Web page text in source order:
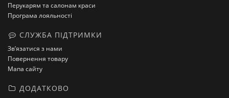
Перукарям та салонам краси
Програма лояльності
СЛУЖБА ПІДТРИМКИ
Зв’язатися з нами
Повернення товару
Мапа сайту
ДОДАТКОВО